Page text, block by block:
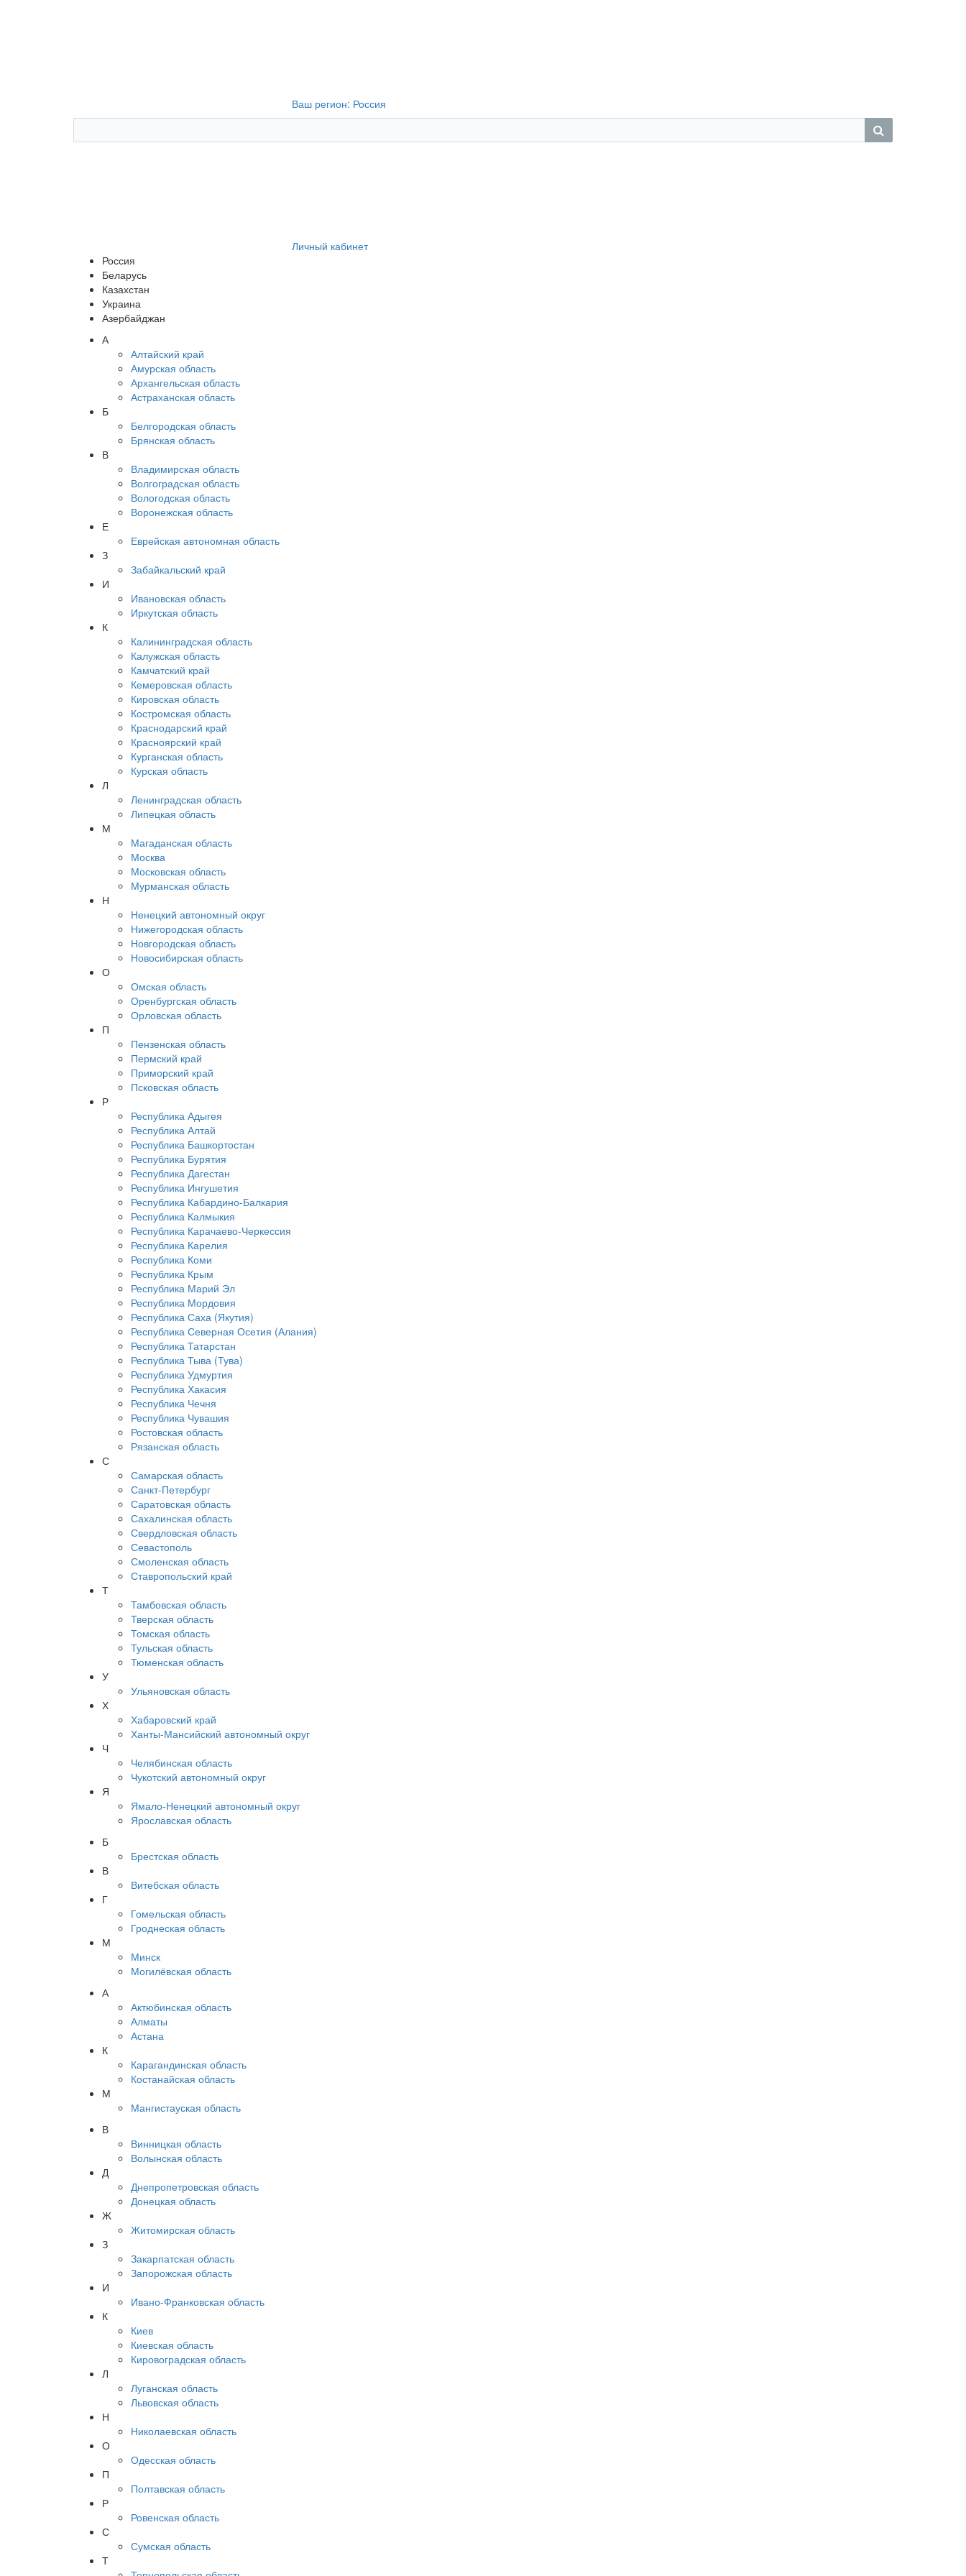
Ваш регион: Россия
Личный кабинет
Россия
Беларусь
Казахстан
Украина
Азербайджан
А
Алтайский край
Амурская область
Архангельская область
Астраханская область
Б
Белгородская область
Брянская область
В
Владимирская область
Волгоградская область
Вологодская область
Воронежская область
Е
Еврейская автономная область
З
Забайкальский край
И
Ивановская область
Иркутская область
К
Калининградская область
Калужская область
Камчатский край
Кемеровская область
Кировская область
Костромская область
Краснодарский край
Красноярский край
Курганская область
Курская область
Л
Ленинградская область
Липецкая область
М
Магаданская область
Москва
Московская область
Мурманская область
Н
Ненецкий автономный округ
Нижегородская область
Новгородская область
Новосибирская область
О
Омская область
Оренбургская область
Орловская область
П
Пензенская область
Пермский край
Приморский край
Псковская область
Р
Республика Адыгея
Республика Алтай
Республика Башкортостан
Республика Бурятия
Республика Дагестан
Республика Ингушетия
Республика Кабардино-Балкария
Республика Калмыкия
Республика Карачаево-Черкессия
Республика Карелия
Республика Коми
Республика Крым
Республика Марий Эл
Республика Мордовия
Республика Саха (Якутия)
Республика Северная Осетия (Алания)
Республика Татарстан
Республика Тыва (Тува)
Республика Удмуртия
Республика Хакасия
Республика Чечня
Республика Чувашия
Ростовская область
Рязанская область
С
Самарская область
Санкт-Петербург
Саратовская область
Сахалинская область
Свердловская область
Севастополь
Смоленская область
Ставропольский край
Т
Тамбовская область
Тверская область
Томская область
Тульская область
Тюменская область
У
Ульяновская область
Х
Хабаровский край
Ханты-Мансийский автономный округ
Ч
Челябинская область
Чукотский автономный округ
Я
Ямало-Ненецкий автономный округ
Ярославская область
Б
Брестская область
В
Витебская область
Г
Гомельская область
Гроднеская область
М
Минск
Могилёвская область
А
Актюбинская область
Алматы
Астана
К
Карагандинская область
Костанайская область
М
Мангистауская область
В
Винницкая область
Волынская область
Д
Днепропетровская область
Донецкая область
Ж
Житомирская область
З
Закарпатская область
Запорожская область
И
Ивано-Франковская область
К
Киев
Киевская область
Кировоградская область
Л
Луганская область
Львовская область
Н
Николаевская область
О
Одесская область
П
Полтавская область
Р
Ровенская область
С
Сумская область
Т